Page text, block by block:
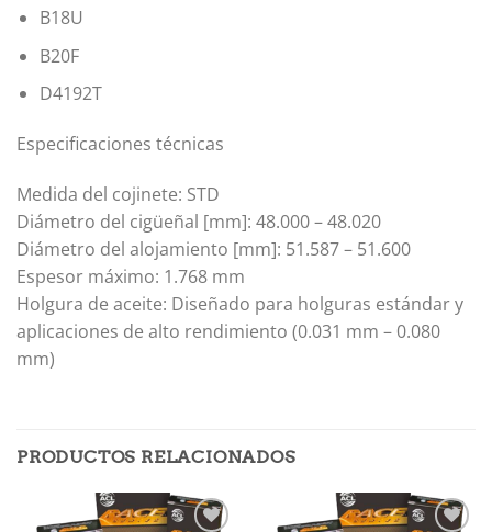
B18U
B20F
D4192T
Especificaciones técnicas
Medida del cojinete: STD
Diámetro del cigüeñal [mm]: 48.000 – 48.020
Diámetro del alojamiento [mm]: 51.587 – 51.600
Espesor máximo: 1.768 mm
Holgura de aceite: Diseñado para holguras estándar y
aplicaciones de alto rendimiento (0.031 mm – 0.080
mm)
PRODUCTOS RELACIONADOS